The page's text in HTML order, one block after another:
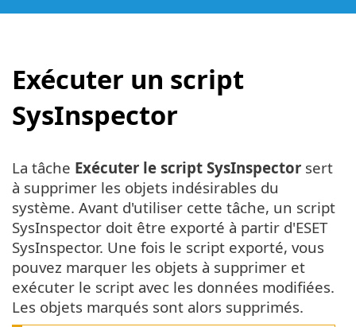
Exécuter un script
SysInspector
La tâche Exécuter le script SysInspector sert
à supprimer les objets indésirables du
système. Avant d'utiliser cette tâche, un script
SysInspector doit être exporté à partir d'ESET
SysInspector. Une fois le script exporté, vous
pouvez marquer les objets à supprimer et
exécuter le script avec les données modifiées.
Les objets marqués sont alors supprimés.